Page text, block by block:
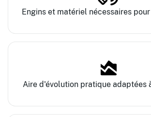
Engins et matériel nécessaires
Aire d'évolution pratique adaptées